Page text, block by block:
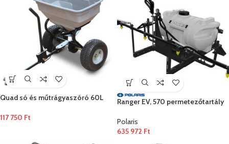
Quad só és műtrágyaszóró 60L
117 750 Ft
Ranger EV, 570 permetezőtartály
Polaris
635 972 Ft